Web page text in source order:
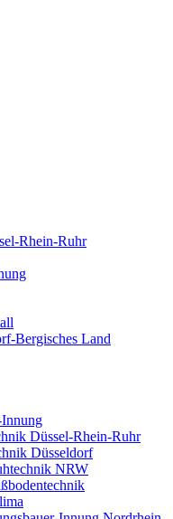
Rhein-Ruhr
Bergisches Land
Düssel-Rhein-Ruhr
Düsseldorf
NRW